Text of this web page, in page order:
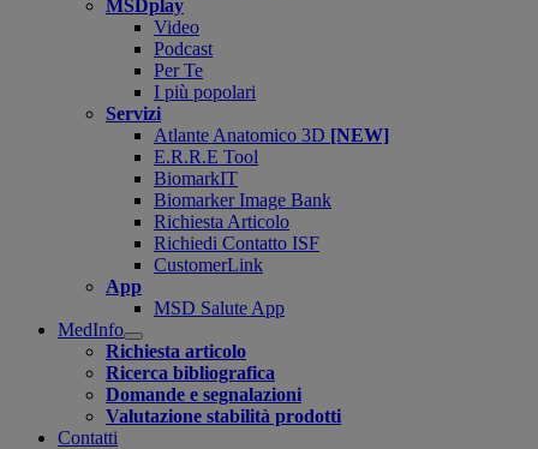
MSDplay
Video
Podcast
Per Te
I più popolari
Servizi
Atlante Anatomico 3D [NEW]
E.R.R.E Tool
BiomarkIT
Biomarker Image Bank
Richiesta Articolo
Richiedi Contatto ISF
CustomerLink
App
MSD Salute App
MedInfo
Open
submenu
Richiesta articolo
Ricerca bibliografica
Domande e segnalazioni
Valutazione stabilità prodotti
Contatti